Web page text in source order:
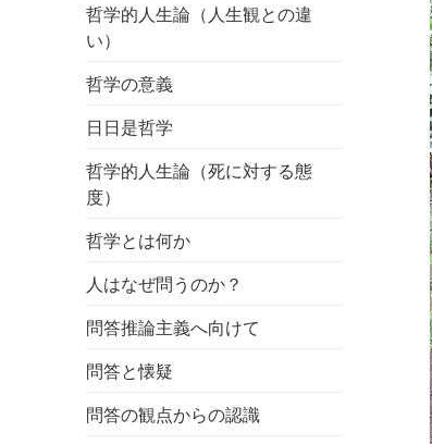
哲学的人生論（人生観との違
い）
哲学の意義
日日是哲学
哲学的人生論（死に対する態
度）
哲学とは何か
人はなぜ問うのか？
問答推論主義へ向けて
問答と懐疑
問答の観点からの認識